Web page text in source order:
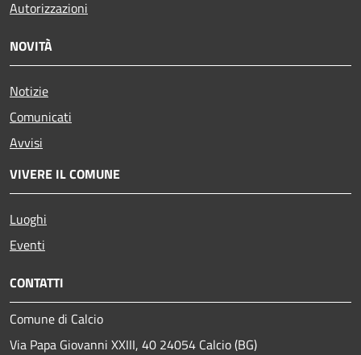
Autorizzazioni
NOVITÀ
Notizie
Comunicati
Avvisi
VIVERE IL COMUNE
Luoghi
Eventi
CONTATTI
Comune di Calcio
Via Papa Giovanni XXIII, 40 24054 Calcio (BG)